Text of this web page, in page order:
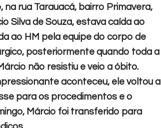
rua Tarauacá, bairro Primavera,
Silva de Souza, estava caída ao
ao HM pela equipe do corpo de
posteriormente quando toda a
não resistiu e veio a óbito.
aconteceu, ele voltou a
para os procedimentos e o
Márcio foi transferido para